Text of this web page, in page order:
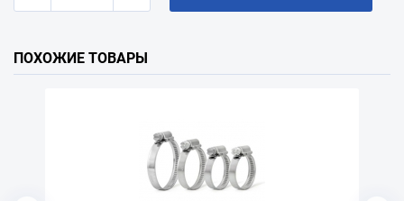
ПОХОЖИЕ ТОВАРЫ